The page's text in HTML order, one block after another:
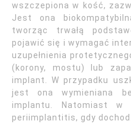
wszczepiona w kość,
Jest ona
tworząc trwałą
pojawić się i wymagać
uzupełnienia
(korony, mostu) lub
implant. W przypadku
jest ona wymieniana
implantu. Natomiast w
periimplantitis, gdy